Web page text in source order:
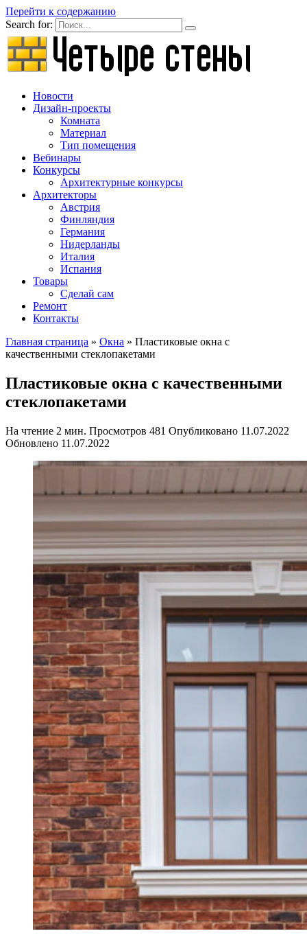
Перейти к содержанию
Search for:
Новости
Дизайн-проекты
Комната
Материал
Тип помещения
Вебинары
Конкурсы
Архитектурные конкурсы
Архитекторы
Австрия
Финляндия
Германия
Нидерланды
Италия
Испания
Товары
Сделай сам
Ремонт
Контакты
Главная страница » Окна » Пластиковые окна с
качественными стеклопакетами
Пластиковые окна с качественными
стеклопакетами
На чтение 2 мин. Просмотров 481 Опубликовано 11.07.2022
Обновлено 11.07.2022